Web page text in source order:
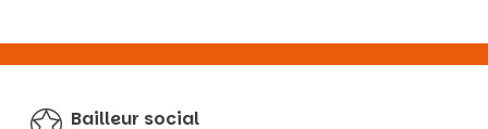
Bailleur social